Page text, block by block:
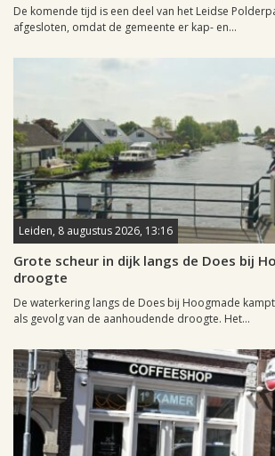
De komende tijd is een deel van het Leidse
afgesloten, omdat de gemeente er kap- en...
Leiden, 8 augustus 2026, 13:16
Grote scheur in dijk langs de Does bij
droogte
De waterkering langs de Does bij Hoogmade
als gevolg van de aanhoudende droogte. Het...